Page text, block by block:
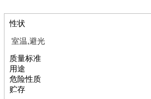
镁
锰
酰氯
林
醚
脒
钠
钼
性状
室温,避光
质量标准
用途
危险性质
贮存